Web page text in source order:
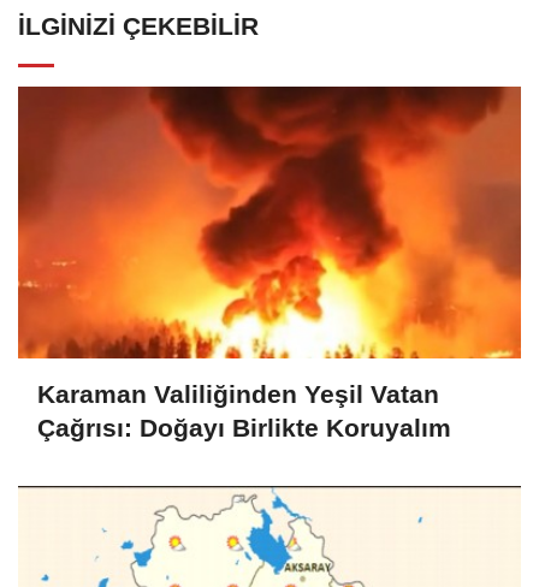
İLGINIZI ÇEKEBILIR
Karaman Valiliğinden Yeşil Vatan
Çağrısı: Doğayı Birlikte Koruyalım